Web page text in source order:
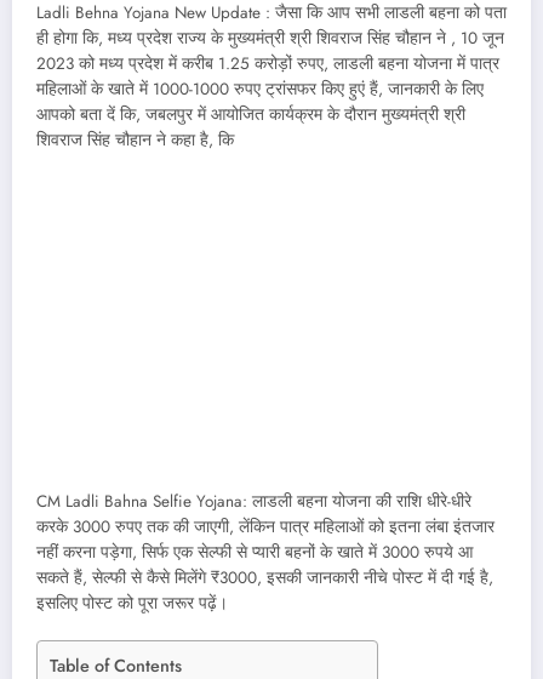
Ladli Behna Yojana New Update : जैसा कि आप सभी लाडली बहना को पता
ही होगा कि, मध्य प्रदेश राज्य के मुख्यमंत्री श्री शिवराज सिंह चौहान ने , 10 जून
2023 को मध्य प्रदेश में करीब 1.25 करोड़ों रुपए, लाडली बहना योजना में पात्र
महिलाओं के खाते में 1000-1000 रुपए ट्रांसफर किए हुएं हैं, जानकारी के लिए
आपको बता दें कि, जबलपुर में आयोजित कार्यक्रम के दौरान मुख्यमंत्री श्री
शिवराज सिंह चौहान ने कहा है, कि
CM Ladli Bahna Selfie Yojana: लाडली बहना योजना की राशि धीरे-धीरे
करके 3000 रुपए तक की जाएगी, लेंकिन पात्र महिलाओं को इतना लंबा इंतजार
नहीं करना पड़ेगा, सिर्फ एक सेल्फी से प्यारी बहनों के खाते में 3000 रुपये आ
सकते हैं, सेल्फी से कैसे मिलेंगे ₹3000, इसकी जानकारी नीचे पोस्ट में दी गई है,
इसलिए पोस्ट को पूरा जरूर पढ़ें।
Table of Contents